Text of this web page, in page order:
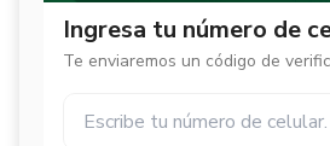
Ingresa tu número de
Te enviaremos un código de